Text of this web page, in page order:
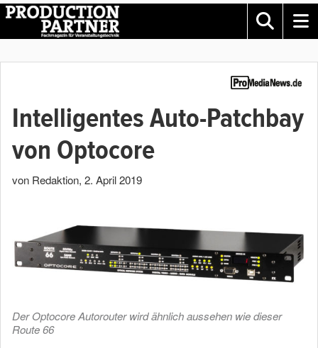
Intelligentes Auto-Patchbay
von Optocore
von Redaktion, 2. April 2019
Der Optocore Autorouter wird ähnlich aussehen wie dieser
Route 66